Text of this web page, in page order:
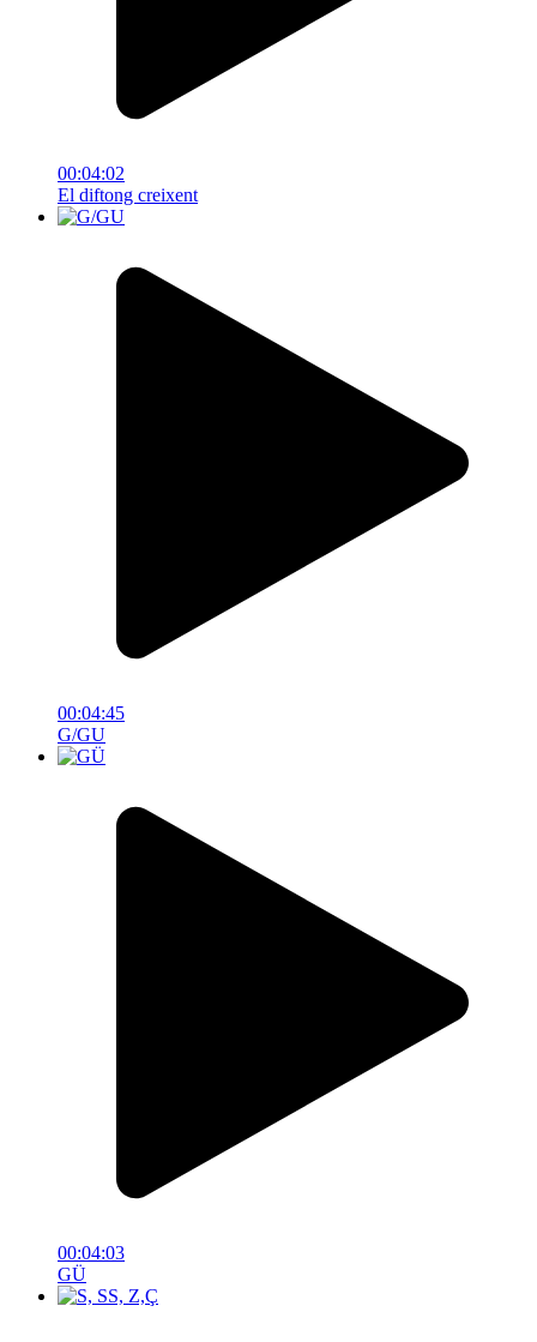
00:04:02
El diftong creixent
00:04:45
G/GU
00:04:03
GÜ